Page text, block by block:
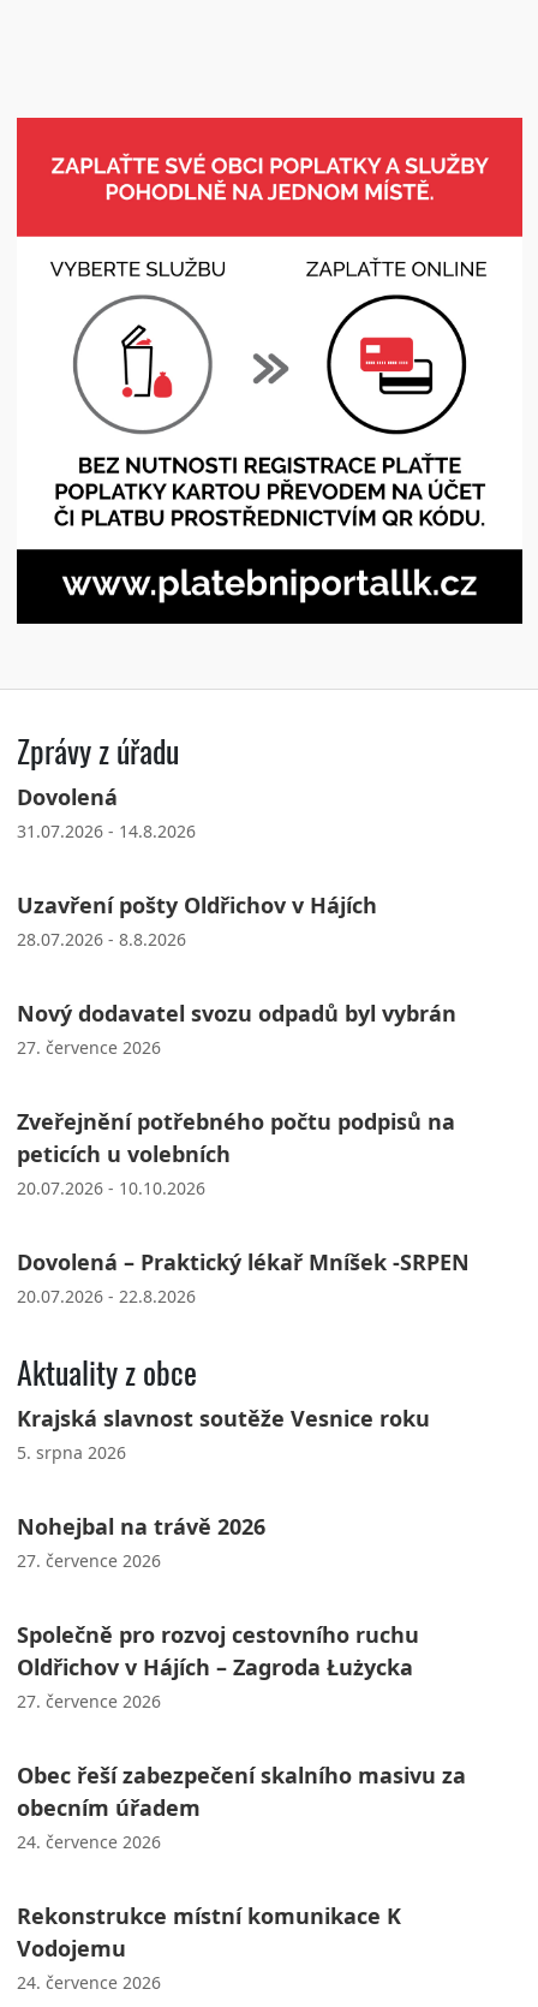
Zprávy z úřadu
Dovolená
31.07.2026 - 14.8.2026
Uzavření pošty Oldřichov v Hájích
28.07.2026 - 8.8.2026
Nový dodavatel svozu odpadů byl vybrán
27. července 2026
Zveřejnění potřebného počtu podpisů na
peticích u volebních
20.07.2026 - 10.10.2026
Dovolená – Praktický lékař Mníšek -SRPEN
20.07.2026 - 22.8.2026
Aktuality z obce
Krajská slavnost soutěže Vesnice roku
5. srpna 2026
Nohejbal na trávě 2026
27. července 2026
Společně pro rozvoj cestovního ruchu
Oldřichov v Hájích – Zagroda Łużycka
27. července 2026
Obec řeší zabezpečení skalního masivu za
obecním úřadem
24. července 2026
Rekonstrukce místní komunikace K
Vodojemu
24. července 2026